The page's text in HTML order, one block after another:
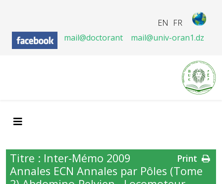
FR
EN
mail@doctorant
mail@univ-oran1.dz
Titre : Inter-Mémo 2009
Annales ECN Annales par Pôles (Tome